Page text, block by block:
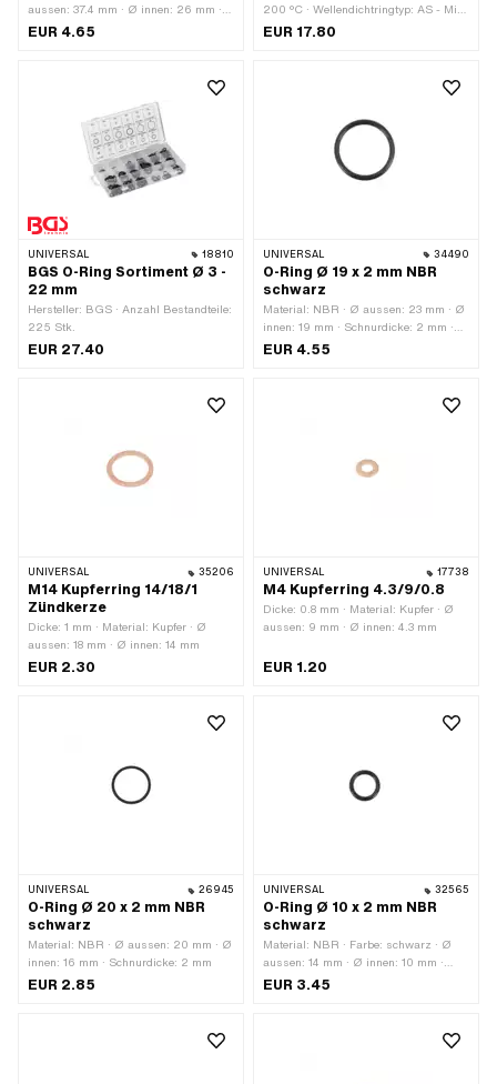
aussen: 37.4 mm · Ø innen: 26 mm ·
Gesamtlänge: 68 mm · Ø
EUR 4.65
200 °C · Wellendichtringtyp: AS - Mit
gummiertem Aussenmantel / einer
FKM (umgangssprachlich bekannt als
Viton) · Breite: 8 mm · Ø aussen: 35
mm · Ø innen: 17 mm ·
Verwendungsort: Kurbelwelle ·
Verwendungsort: Universal
EUR 17.80
UNIVERSAL 18810
BGS O-Ring Sortiment Ø 3 -
22 mm
Hersteller: BGS · Anzahl Bestandteile:
225 Stk.
EUR 27.40
UNIVERSAL 34490
O-Ring Ø 19 x 2 mm NBR
schwarz
Material: NBR · Ø aussen: 23 mm · Ø
innen: 19 mm · Schnurdicke: 2 mm ·
Härte: 70 Shore
EUR 4.55
UNIVERSAL 35206
M14 Kupferring 14/18/1
Zündkerze
Dicke: 1 mm · Material: Kupfer · Ø
aussen: 18 mm · Ø innen: 14 mm
EUR 2.30
UNIVERSAL 17738
M4 Kupferring 4.3/9/0.8
Dicke: 0.8 mm · Material: Kupfer · Ø
aussen: 9 mm · Ø innen: 4.3 mm
EUR 1.20
UNIVERSAL 26945
O-Ring Ø 20 x 2 mm NBR
schwarz
Material: NBR · Ø aussen: 20 mm · Ø
innen: 16 mm · Schnurdicke: 2 mm
EUR 2.85
UNIVERSAL 32565
O-Ring Ø 10 x 2 mm NBR
schwarz
Material: NBR · Farbe: schwarz · Ø
aussen: 14 mm · Ø innen: 10 mm ·
Schnurdicke: 2 mm · Härte: 70 Shore ·
EUR 3.45